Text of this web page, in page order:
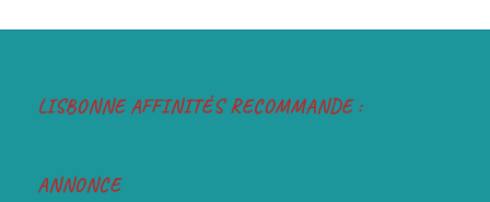
LISBONNE AFFINITÉS RECOMMANDE :
ANNONCE